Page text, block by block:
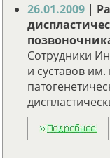
26.01.2009 |
Сотрудники
и суставов